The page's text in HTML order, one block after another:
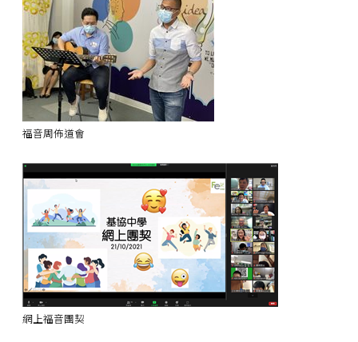
福音周佈道會
網上福音團契